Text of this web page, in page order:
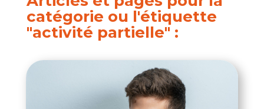
catégorie ou l'étiquette
"activité partielle" :